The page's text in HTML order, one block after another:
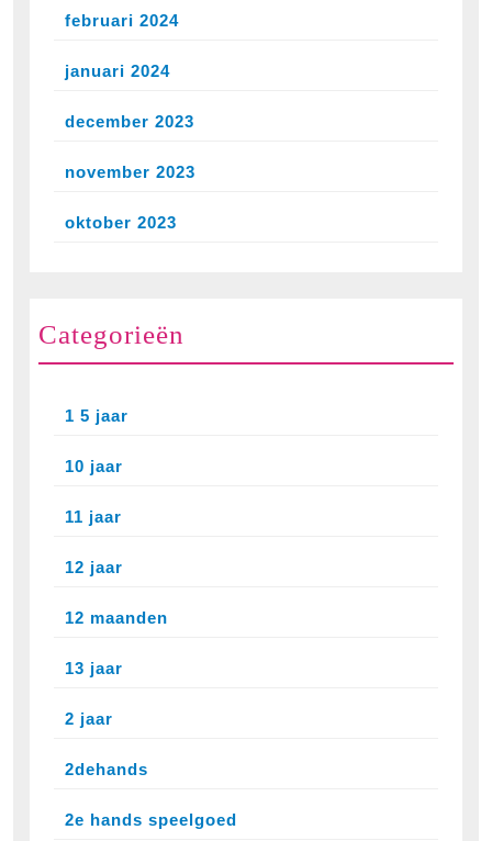
februari 2024
januari 2024
december 2023
november 2023
oktober 2023
Categorieën
1 5 jaar
10 jaar
11 jaar
12 jaar
12 maanden
13 jaar
2 jaar
2dehands
2e hands speelgoed